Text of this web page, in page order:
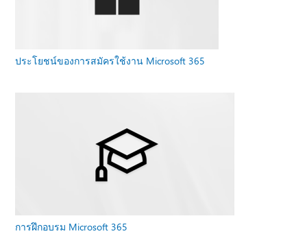
ประโยชน์ของการสมัครใช้งาน Microsoft 365
การฝึกอบรม Microsoft 365